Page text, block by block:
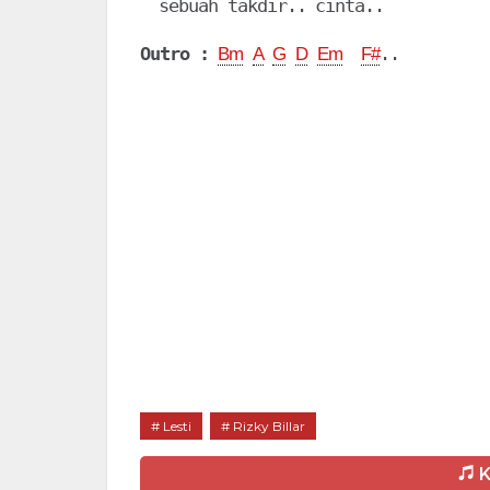
  sebuah takdir.. cinta..
Outro : Bm A G D Em F#
Lesti Rizky Billar